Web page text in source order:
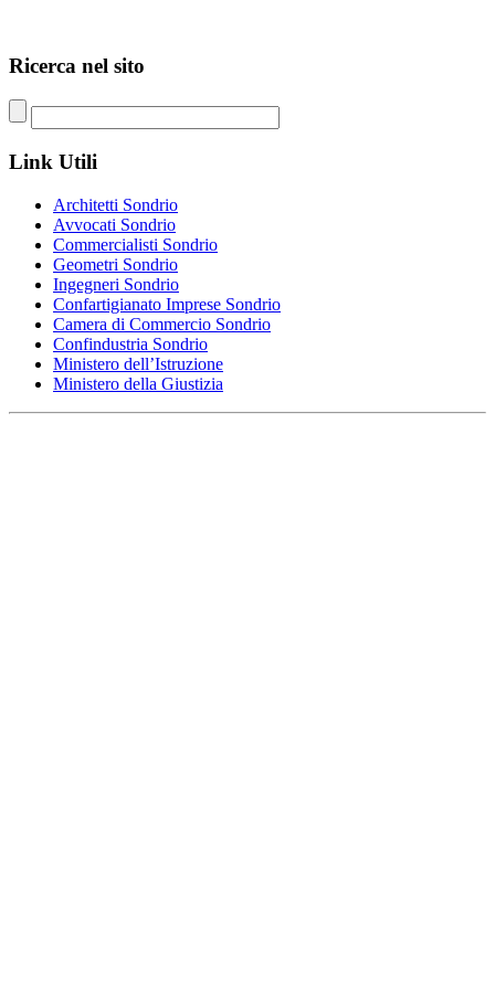
Ricerca nel sito
Link Utili
Architetti Sondrio
Avvocati Sondrio
Commercialisti Sondrio
Geometri Sondrio
Ingegneri Sondrio
Confartigianato Imprese Sondrio
Camera di Commercio Sondrio
Confindustria Sondrio
Ministero dell’Istruzione
Ministero della Giustizia